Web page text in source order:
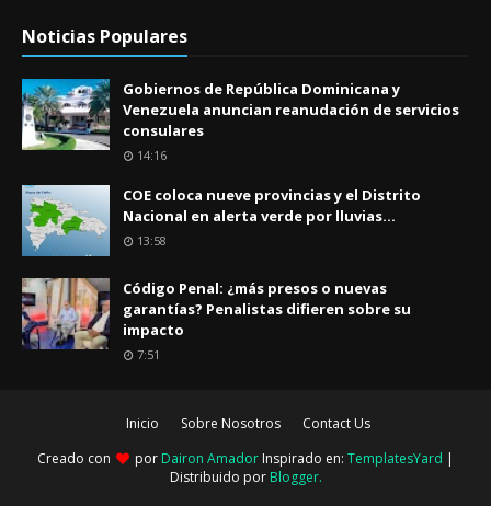
Noticias Populares
Gobiernos de República Dominicana y
Venezuela anuncian reanudación de servicios
consulares
14:16
COE coloca nueve provincias y el Distrito
Nacional en alerta verde por lluvias...
13:58
Código Penal: ¿más presos o nuevas
garantías? Penalistas difieren sobre su
impacto
7:51
Inicio Sobre Nosotros
Contact Us
Creado con
por Dairon Amador Inspirado en: TemplatesYard |
Distribuido por Blogger.